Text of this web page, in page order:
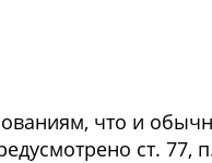
что и
ст. 77, п.